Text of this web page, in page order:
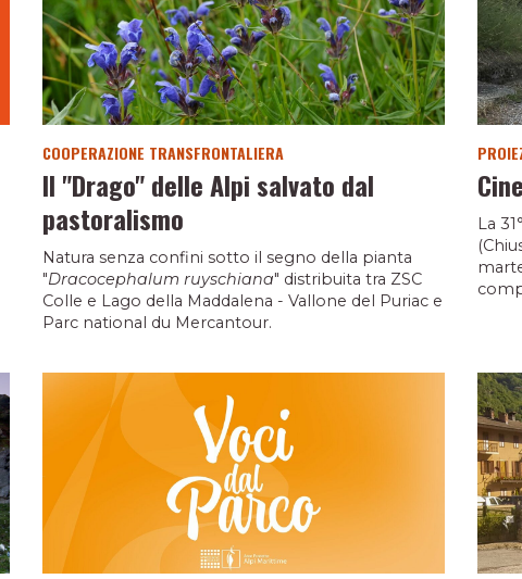
COOPERAZIONE TRANSFRONTALIERA
Il "Drago" delle Alpi salvato dal
pastoralismo
Natura senza confini sotto il segno della pianta
"Dracocephalum ruyschiana" distribuita tra ZSC
Colle e Lago della Maddalena - Vallone del Puriac e
Parc national du Mercantour.
La